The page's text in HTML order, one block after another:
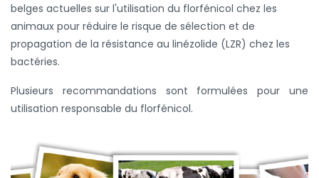
belges actuelles sur l'utilisation du florfénicol chez les
animaux pour réduire le risque de sélection et de
propagation de la résistance au linézolide (LZR) chez les
bactéries.
Plusieurs recommandations sont formulées pour une
utilisation responsable du florfénicol.